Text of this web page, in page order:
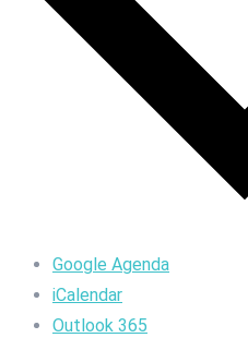
Google Agenda
iCalendar
Outlook 365